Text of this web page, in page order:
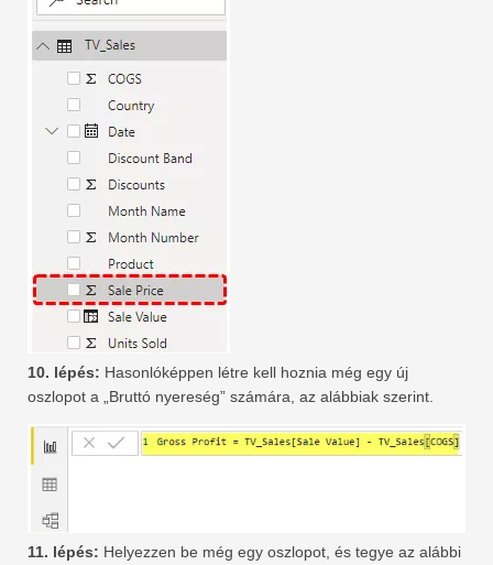
10. lépés: Hasonlóképpen létre kell hoznia még egy új
oszlopot a „Bruttó nyereség” számára, az alábbiak szerint.
11. lépés: Helyezzen be még egy oszlopot, és tegye az alábbi